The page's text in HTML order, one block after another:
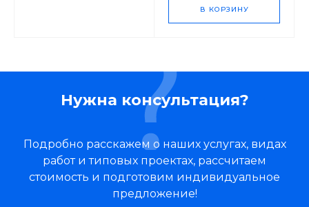
В КОРЗИНУ
Нужна консультация?
Подробно расскажем о наших услугах, видах
работ и типовых проектах, рассчитаем
стоимость и подготовим индивидуальное
предложение!